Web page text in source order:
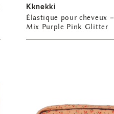
Kknekki
Élastique pour cheveux –
Mix Purple Pink Glitter